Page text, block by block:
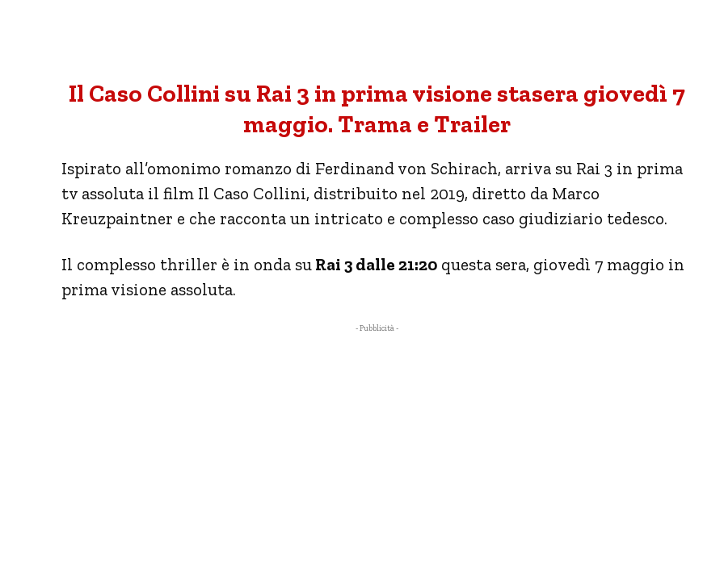
Il Caso Collini su Rai 3 in prima visione stasera giovedì 7
maggio. Trama e Trailer
Ispirato all’omonimo romanzo di Ferdinand von Schirach, arriva su Rai 3 in prima
tv assoluta il film Il Caso Collini, distribuito nel 2019, diretto da Marco
Kreuzpaintner e che racconta un intricato e complesso caso giudiziario tedesco.
Il complesso thriller è in onda su Rai 3 dalle 21:20 questa sera, giovedì 7 maggio in
prima visione assoluta.
- Pubblicità -